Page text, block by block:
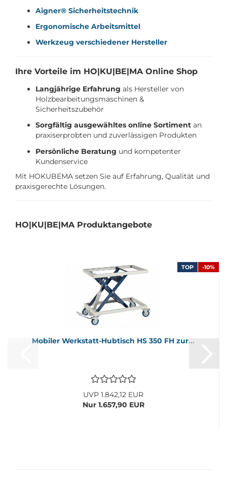
Aigner® Sicherheitstechnik
Ergonomische Arbeitsmittel
Werkzeug verschiedener Hersteller
Ihre Vorteile im HO|KU|BE|MA Online Shop
Langjährige Erfahrung als Hersteller von
Holzbearbeitungsmaschinen &
Sicherheitszubehör
Sorgfältig ausgewähltes online Sortiment an
praxiserprobten und zuverlässigen Produkten
Persönliche Beratung und kompetenter
Kundenservice
Mit HOKUBEMA setzen Sie auf Erfahrung, Qualität und
praxisgerechte Lösungen.
HO|KU|BE|MA Produktangebote
TOP -10%
Mo­bi­ler Werkstatt-​​Hub­tisch HS 350 FH zur...
UVP 1.842,12 EUR
Nur 1.657,90 EUR